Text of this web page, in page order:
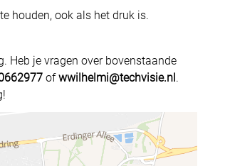
houden, ook als het druk is.
Heb je vragen over bovenstaande
ofwwilhelmi@techvisie.nl.